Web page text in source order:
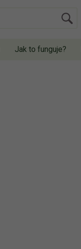
Jak to funguje?